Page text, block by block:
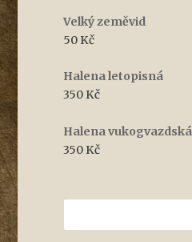
Velký zeměvid
50 Kč
Halena letopisná
350 Kč
Halena vukogvazdská
350 Kč